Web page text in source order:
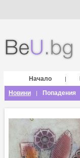
Начало |
Новини
| Попадения